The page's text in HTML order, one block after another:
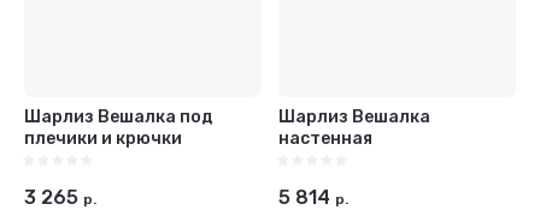
Шарлиз Вешалка под
плечики и крючки
3 265 р.
Шарлиз Вешалка
настенная
5 814 р.